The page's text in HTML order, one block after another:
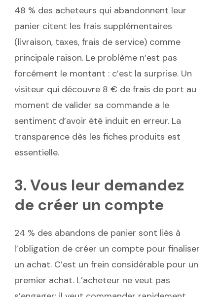
48 % des acheteurs qui abandonnent leur
panier citent les frais supplémentaires
(livraison, taxes, frais de service) comme
principale raison. Le problème n’est pas
forcément le montant : c’est la surprise. Un
visiteur qui découvre 8 € de frais de port au
moment de valider sa commande a le
sentiment d’avoir été induit en erreur. La
transparence dès les fiches produits est
essentielle.
3. Vous leur demandez
de créer un compte
24 % des abandons de panier sont liés à
l’obligation de créer un compte pour finaliser
un achat. C’est un frein considérable pour un
premier achat. L’acheteur ne veut pas